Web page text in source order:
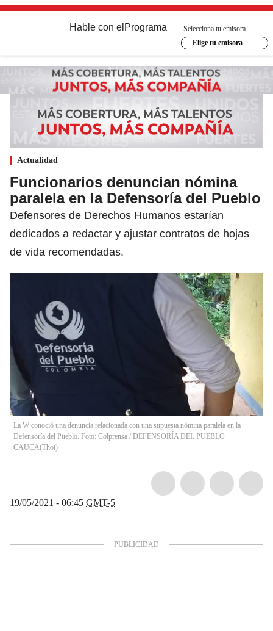
Hable con el Programa
Selecciona tu emisora
Elige tu emisora
Actualidad
Funcionarios denuncian nómina
paralela en la Defensoría del Pueblo
Defensores de Derechos Humanos estarían
dedicados a redactar y ajustar contratos de hojas
de vida recomendadas.
La W conoció una denuncia relacionada con una supuesta nómina paralela en la
Defensoría del Pueblo. Foto: Colprensa / DEFENSORÍA DEL PUEBLO
CAUCA(Thot)
19/05/2021 - 06:45 GMT-5